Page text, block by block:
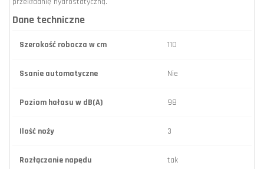
Dane techniczne
Szerokość robocza w cm 110
Ssanie automatyczne Nie
Poziom hałasu w dB(A) 98
Ilość noży 3
Rozłączanie napędu tak